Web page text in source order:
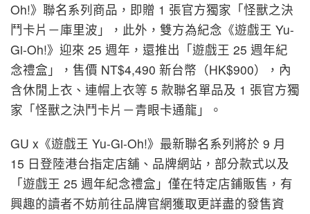
Oh!》聯名系列商品，即贈 1 張官方獨家「怪獸之決
鬥卡片－庫里波」，此外，雙方為紀念《遊戲王 Yu-
Gi-Oh!》迎來 25 週年，還推出「遊戲王 25 週年紀
念禮盒」，售價 NT$4,490 新台幣（HK$900），內
含休閒上衣、連帽上衣等 5 款聯名單品及 1 張官方獨
家「怪獸之決鬥卡片－青眼卡通龍」。
GU x《遊戲王 Yu-Gi-Oh!》最新聯名系列將於 9 月
15 日登陸港台指定店舖、品牌網站，部分款式以及
「遊戲王 25 週年紀念禮盒」僅在特定店鋪販售，有
興趣的讀者不妨前往品牌官網獲取更詳盡的發售資